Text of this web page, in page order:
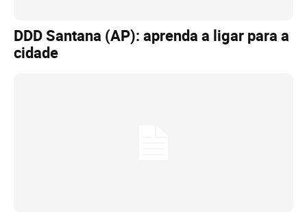
DDD Santana (AP): aprenda a ligar para a
cidade